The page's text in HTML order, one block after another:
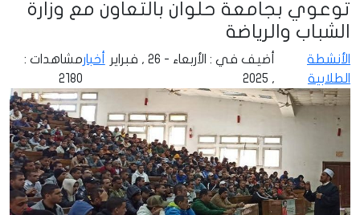
توعوي بجامعة حلوان بالتعاون مع وزارة
الشباب والرياضة
الأنشطة
الطلابية
أضيف في : الأربعاء - 26 , فبراير
, 2025
أخبارمشاهدات :
2180